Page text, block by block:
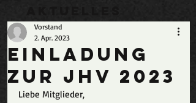
Einladung
zur JHV 2023
Vorstand
2. Apr. 2023
Liebe Mitglieder,